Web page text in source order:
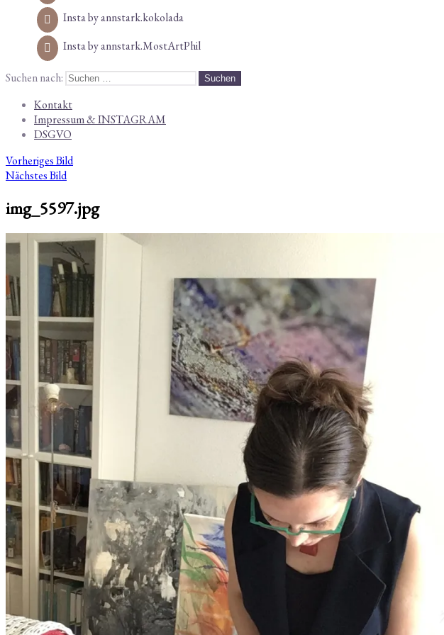
Insta by annstark.kokolada
Insta by annstark.MostArtPhil
Suchen nach:
Kontakt
Impressum & INSTAGRAM
DSGVO
Vorheriges Bild
Nächstes Bild
img_5597.jpg